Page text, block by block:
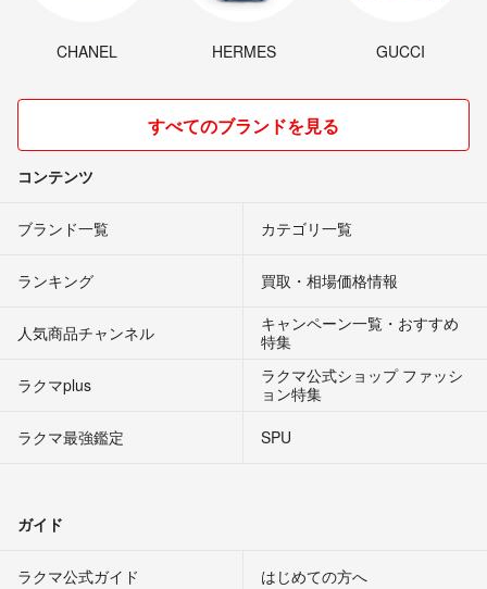
CHANEL HERMES GUCCI
すべてのブランドを見る
コンテンツ
ブランド一覧 カテゴリ一覧
ランキング 買取・相場価格情報
人気商品チャンネル
キャンペーン一覧・おすすめ
特集
ラクマplus
ラクマ公式ショップ ファッシ
ョン特集
ラクマ最強鑑定
SPU
ガイド
ラクマ公式ガイド はじめての方へ